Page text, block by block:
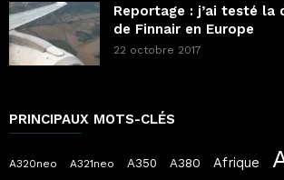
Reportage : j’ai testé la
de Finnair en Europe
22 octobre 2017
PRINCIPAUX MOTS-CLÉS
A320neo A321neo A350 A380 Afrique